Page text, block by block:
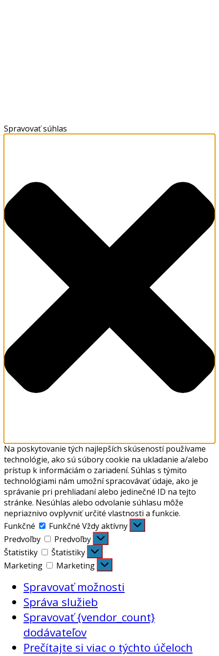
Spravovať súhlas
Na poskytovanie tých najlepších skúseností používame
technológie, ako sú súbory cookie na ukladanie a/alebo
prístup k informáciám o zariadení. Súhlas s týmito
technológiami nám umožní spracovávať údaje, ako je
správanie pri prehliadaní alebo jedinečné ID na tejto
stránke. Nesúhlas alebo odvolanie súhlasu môže
nepriaznivo ovplyvniť určité vlastnosti a funkcie.
Funkčné
Funkčné Vždy aktívny
Predvoľby
Predvoľby
Štatistiky
Štatistiky
Marketing
Marketing
Spravovať možnosti
Správa služieb
Spravovať {vendor_count}
dodávateľov
Prečítajte si viac o týchto účeloch